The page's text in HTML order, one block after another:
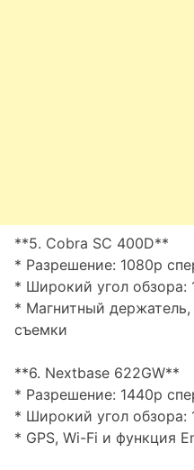
**5. Cobra SC 400D**
* Разрешение: 1080p
* Широкий угол обзора:
* Магнитный
съемки
**6. Nextbase 622GW**
* Разрешение: 1440p
* Широкий угол обзора:
* GPS, Wi-Fi и функция